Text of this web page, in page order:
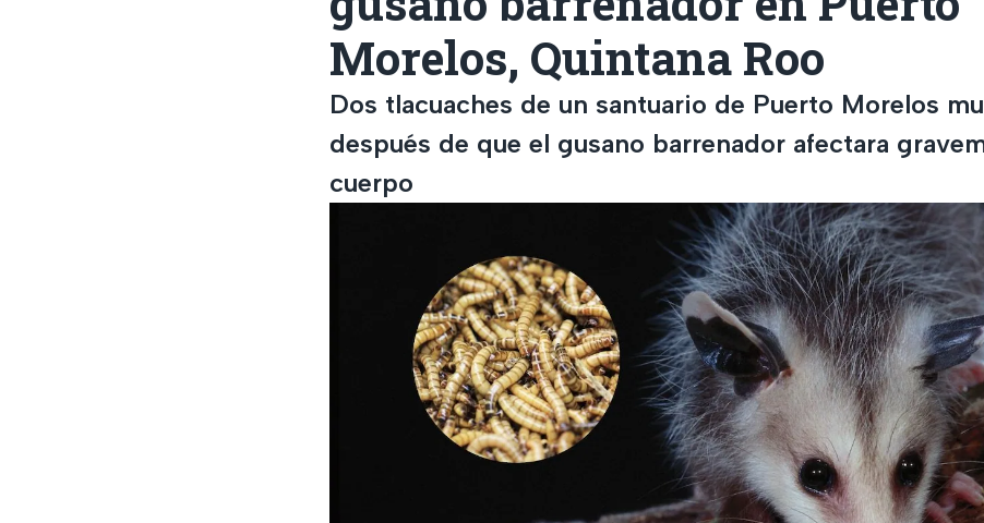
Morelos, Quintana Roo
Dos tlacuaches de un santuario de Puerto Morelos
después de que el gusano barrenador afectara
cuerpo